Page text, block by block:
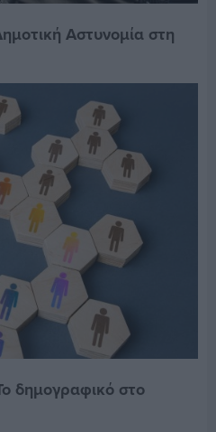
Αστυνομία στη
δημογραφικό στο